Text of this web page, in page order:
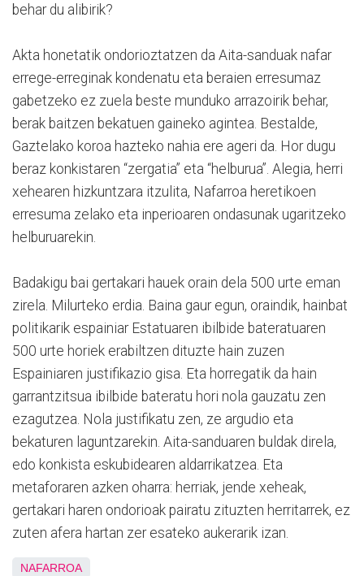
behar du alibirik?
Akta honetatik ondorioztatzen da Aita-sanduak nafar
errege-erreginak kondenatu eta beraien erresumaz
gabetzeko ez zuela beste munduko arrazoirik behar,
berak baitzen bekatuen gaineko agintea. Bestalde,
Gaztelako koroa hazteko nahia ere ageri da. Hor dugu
beraz konkistaren “zergatia” eta “helburua”. Alegia, herri
xehearen hizkuntzara itzulita, Nafarroa heretikoen
erresuma zelako eta inperioaren ondasunak ugaritzeko
helburuarekin.
Badakigu bai gertakari hauek orain dela 500 urte eman
zirela. Milurteko erdia. Baina gaur egun, oraindik, hainbat
politikarik espainiar Estatuaren ibilbide bateratuaren
500 urte horiek erabiltzen dituzte hain zuzen
Espainiaren justifikazio gisa. Eta horregatik da hain
garrantzitsua ibilbide bateratu hori nola gauzatu zen
ezagutzea. Nola justifikatu zen, ze argudio eta
bekaturen laguntzarekin. Aita-sanduaren buldak direla,
edo konkista eskubidearen aldarrikatzea. Eta
metaforaren azken oharra: herriak, jende xeheak,
gertakari haren ondorioak pairatu zituzten herritarrek, ez
zuten afera hartan zer esateko aukerarik izan.
NAFARROA